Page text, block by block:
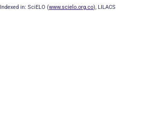
Indexed in: SciELO (www.scielo.org.co), LILACS